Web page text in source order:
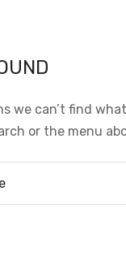
we can’t find
or the menu